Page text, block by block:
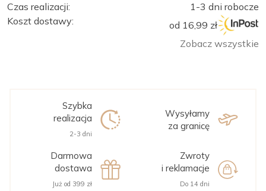
Czas realizacji:
1-3 dni robocze
Koszt dostawy:
od 16,99 zł
Zobacz wszystkie
Szybka
realizacja
2-3 dni
Wysyłamy
za granicę
Darmowa
dostawa
Już od 399 zł
Zwroty
i reklamacje
Do 14 dni